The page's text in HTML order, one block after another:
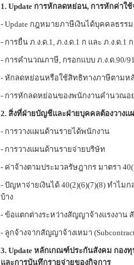
1. Update การหักลดหย่อน, การหักค่า
- Update กฎหมายภาษีเงินได้บุคคลธรร
- การยื่น ภ.ง.ด.1, ภ.ง.ด.1 ก และ ภ.ง.ด.1
- การคำนวณภาษี, กรอกแบบ ภ.ง.ด.90/
- หักลดหย่อนหรือใช้สิทธิทางภาษีตามห
- การหักลดหย่อนของพนักงานคำนวณอ
2. สิ่งที่ฝ่ายบัญชีและฝ่ายบุคคลต้องวางแ
- การวางแผนด้านรายได้พนักงาน
- การวางแผนด้านรายจ่ายบริษัท
- ค่าจ้างตามประมวลรัษฎากร มาตรา
- ปัญหาจ่ายเงินได้ 40(2)(6)(7)(8) ทำไม
บ้าง
- ข้อแตกต่างระหว่างสัญญาจ้างแรงงาน
- ลูกจ้างจากสัญญาจ้างเหมา
3. Update หลักเกณฑ์ประกันสังคม กอง
และการบันทึกรายจ่ายของกิจการ